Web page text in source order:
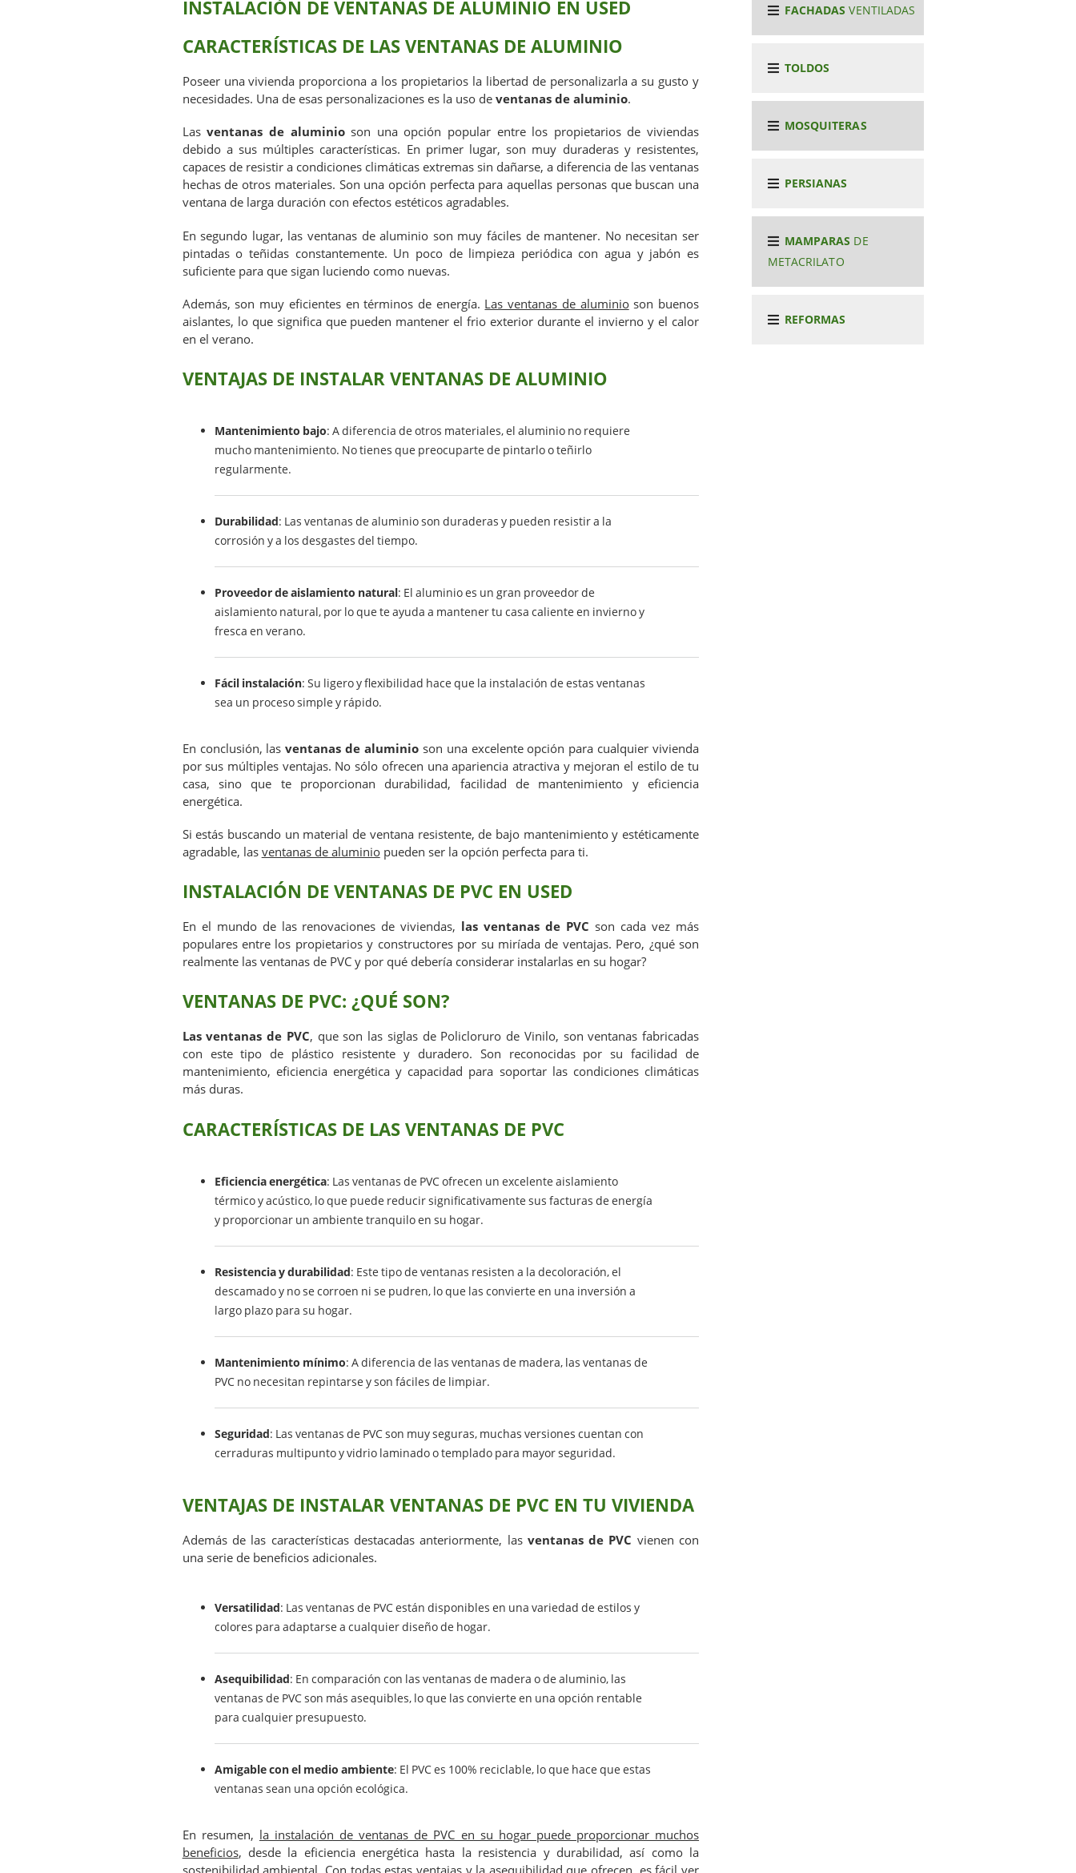
INSTALACIÓN DE VENTANAS DE ALUMINIO EN USED
CARACTERÍSTICAS DE LAS VENTANAS DE ALUMINIO
Poseer una vivienda proporciona a los propietarios la libertad de personalizarla a su gusto y
necesidades. Una de esas personalizaciones es la uso de ventanas de aluminio.
Lasventanas de aluminioson una opción popular entre los propietarios de viviendas
debido a sus múltiples características. En primer lugar, son muy duraderas y resistentes,
capaces de resistir a condiciones climáticas extremas sin dañarse, a diferencia de las ventanas
hechas de otros materiales. Son una opción perfecta para aquellas personas que buscan una
ventana de larga duración con efectos estéticos agradables.
En segundo lugar, las ventanas de aluminio son muy fáciles de mantener. No necesitan ser
pintadas o teñidas constantemente. Un poco de limpieza periódica con agua y jabón es
suficiente para que sigan luciendo como nuevas.
Además, son muy eficientes en términos de energía. Las ventanas de aluminioson buenos
aislantes, lo que significa que pueden mantener el frio exterior durante el invierno y el calor
en el verano.
VENTAJAS DE INSTALAR VENTANAS DE ALUMINIO
Mantenimiento bajo: A diferencia de otros materiales, el aluminio no requiere
mucho mantenimiento. No tienes que preocuparte de pintarlo o teñirlo
regularmente.
Durabilidad: Las ventanas de aluminio son duraderas y pueden resistir a la
corrosión y a los desgastes del tiempo.
Proveedor de aislamiento natural: El aluminio es un gran proveedor de
aislamiento natural, por lo que te ayuda a mantener tu casa caliente en invierno y
fresca en verano.
Fácil instalación: Su ligero y flexibilidad hace que la instalación de estas ventanas
sea un proceso simple y rápido.
En conclusión, lasventanas de aluminio son una excelente opción para cualquier vivienda
por sus múltiples ventajas. No sólo ofrecen una apariencia atractiva y mejoran el estilo de tu
casa, sino que te proporcionan durabilidad, facilidad de mantenimiento y eficiencia
energética.
Si estás buscando un material de ventana resistente, de bajo mantenimiento y estéticamente
agradable, las ventanas de aluminiopueden ser la opción perfecta para ti.
INSTALACIÓN DE VENTANAS DE PVC EN USED
En el mundo de las renovaciones de viviendas, las ventanas de PVC son cada vez más
populares entre los propietarios y constructores por su miríada de ventajas. Pero, ¿qué son
realmente las ventanas de PVC y por qué debería considerar instalarlas en su hogar?
VENTANAS DE PVC: ¿QUÉ SON?
Las ventanas de PVC, que son las siglas de Policloruro de Vinilo, son ventanas fabricadas
con este tipo de plástico resistente y duradero. Son reconocidas por su facilidad de
mantenimiento, eficiencia energética y capacidad para soportar las condiciones climáticas
más duras.
CARACTERÍSTICAS DE LAS VENTANAS DE PVC
Eficiencia energética: Las ventanas de PVC ofrecen un excelente aislamiento
térmico y acústico, lo que puede reducir significativamente sus facturas de energía
y proporcionar un ambiente tranquilo en su hogar.
Resistencia y durabilidad: Este tipo de ventanas resisten a la decoloración, el
descamado y no se corroen ni se pudren, lo que las convierte en una inversión a
largo plazo para su hogar.
Mantenimiento mínimo: A diferencia de las ventanas de madera, las ventanas de
PVC no necesitan repintarse y son fáciles de limpiar.
Seguridad: Las ventanas de PVC son muy seguras, muchas versiones cuentan con
cerraduras multipunto y vidrio laminado o templado para mayor seguridad.
VENTAJAS DE INSTALAR VENTANAS DE PVC EN TU VIVIENDA
Además de las características destacadas anteriormente, las ventanas de PVC vienen con
una serie de beneficios adicionales.
Versatilidad: Las ventanas de PVC están disponibles en una variedad de estilos y
colores para adaptarse a cualquier diseño de hogar.
Asequibilidad: En comparación con las ventanas de madera o de aluminio, las
ventanas de PVC son más asequibles, lo que las convierte en una opción rentable
para cualquier presupuesto.
Amigable con el medio ambiente: El PVC es 100% reciclable, lo que hace que estas
ventanas sean una opción ecológica.
En resumen, la instalación de ventanas de PVC en su hogar puede proporcionar muchos
beneficios, desde la eficiencia energética hasta la resistencia y durabilidad, así como la
sostenibilidad ambiental. Con todas estas ventajas y la asequibilidad que ofrecen, es fácil ver
FACHADAS VENTILADAS
TOLDOS
MOSQUITERAS
PERSIANAS
MAMPARAS DE
METACRILATO
REFORMAS